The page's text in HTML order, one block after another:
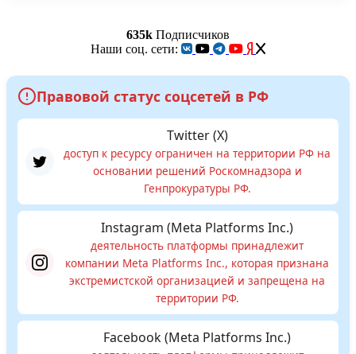
635k Подписчиков
Наши соц. сети:
Правовой статус соцсетей в РФ
Twitter (X)
доступ к ресурсу ограничен на территории РФ на
основании решений Роскомнадзора и
Генпрокуратуры РФ.
Instagram (Meta Platforms Inc.)
деятельность платформы принадлежит
компании Meta Platforms Inc., которая признана
экстремистской организацией и запрещена на
территории РФ.
Facebook (Meta Platforms Inc.)